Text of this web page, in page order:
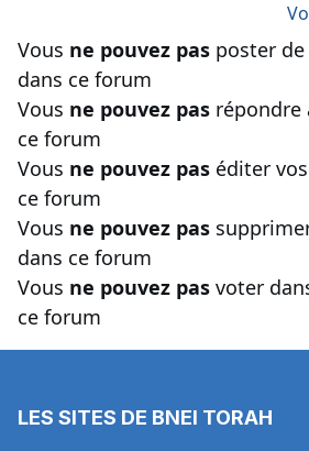
Vous ne pouvez pas poster
dans ce forum
Vous ne pouvez pas répondre
ce forum
Vous ne pouvez pas éditer
ce forum
Vous ne pouvez pas
dans ce forum
Vous ne pouvez pas voter
ce forum
LES SITES DE BNEI TORAH